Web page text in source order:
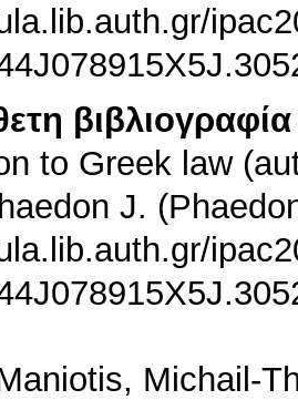
βιβλιογραφία
to Greek law
J.
Michail-